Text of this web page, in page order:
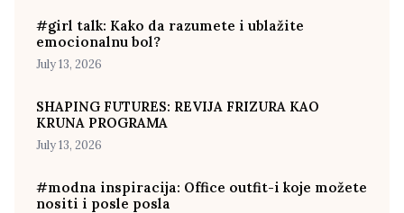
#girl talk: Kako da razumete i ublažite
emocionalnu bol?
July 13, 2026
SHAPING FUTURES: REVIJA FRIZURA KAO
KRUNA PROGRAMA
July 13, 2026
#modna inspiracija: Office outfit-i koje možete
nositi i posle posla